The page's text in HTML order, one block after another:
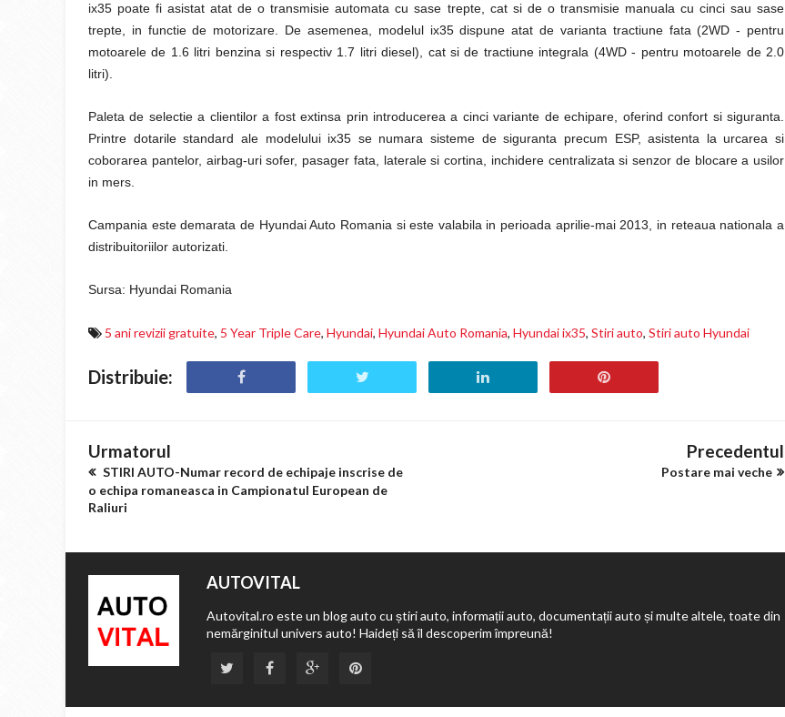
ix35 poate fi asistat atat de o transmisie automata cu sase trepte, cat si de o transmisie manuala cu cinci sau sase
trepte, in functie de motorizare. De asemenea, modelul ix35 dispune atat de varianta tractiune fata (2WD - pentru
motoarele de 1.6 litri benzina si respectiv 1.7 litri diesel), cat si de tractiune integrala (4WD - pentru motoarele de 2.0
litri).
Paleta de selectie a clientilor a fost extinsa prin introducerea a cinci variante de echipare, oferind confort si siguranta.
Printre dotarile standard ale modelului ix35 se numara sisteme de siguranta precum ESP, asistenta la urcarea si
coborarea pantelor, airbag-uri sofer, pasager fata, laterale si cortina, inchidere centralizata si senzor de blocare a usilor
in mers.
Campania este demarata de Hyundai Auto Romania si este valabila in perioada aprilie-mai 2013, in reteaua nationala a
distribuitoriilor autorizati.
Sursa: Hyundai Romania
5 ani revizii gratuite, 5 Year Triple Care, Hyundai, Hyundai Auto Romania, Hyundai ix35, Stiri auto, Stiri auto Hyundai
Distribuie:
Urmatorul
STIRI AUTO-Numar record de echipaje inscrise de
o echipa romaneasca in Campionatul European de
Raliuri
Precedentul
Postare mai veche
AUTOVITAL
Autovital.ro este un blog auto cu știri auto, informații auto, documentații auto și multe altele, toate din
nemărginitul univers auto! Haideți să îl descoperim împreună!